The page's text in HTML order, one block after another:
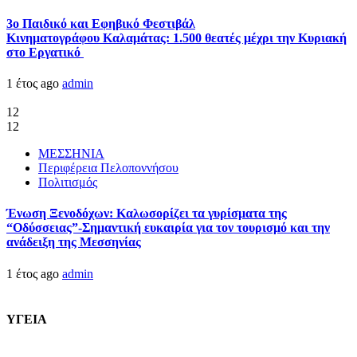
3ο Παιδικό και Εφηβικό Φεστιβάλ
Κινηματογράφου Καλαμάτας: 1.500 θεατές μέχρι την Κυριακή
στο Εργατικό
1 έτος ago admin
12
12
ΜΕΣΣΗΝΙΑ
Περιφέρεια Πελοποννήσου
Πολιτισμός
Ένωση Ξενοδόχων: Καλωσορίζει τα γυρίσματα της
“Οδύσσειας”-Σημαντική ευκαιρία για τον τουρισμό και την
ανάδειξη της Μεσσηνίας
1 έτος ago admin
ΥΓΕΙΑ